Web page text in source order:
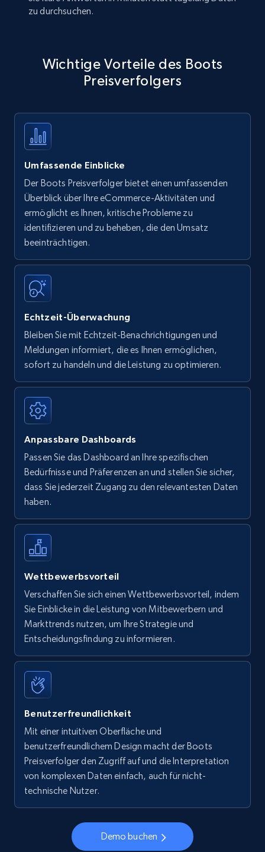
zu durchsuchen.
Wichtige Vorteile des Boots
Preisverfolgers
Umfassende Einblicke
Der Boots Preisverfolger bietet einen umfassenden
Überblick über Ihre eCommerce-Aktivitäten und
ermöglicht es Ihnen, kritische Probleme zu
identifizieren und zu beheben, die den Umsatz
beeinträchtigen.
Echtzeit-Überwachung
Bleiben Sie mit Echtzeit-Benachrichtigungen und
Meldungen informiert, die es Ihnen ermöglichen,
sofort zu handeln und die Leistung zu optimieren.
Anpassbare Dashboards
Passen Sie das Dashboard an Ihre spezifischen
Bedürfnisse und Präferenzen an und stellen Sie sicher,
dass Sie jederzeit Zugang zu den relevantesten Daten
haben.
Wettbewerbsvorteil
Verschaffen Sie sich einen Wettbewerbsvorteil, indem
Sie Einblicke in die Leistung von Mitbewerbern und
Markttrends nutzen, um Ihre Strategie und
Entscheidungsfindung zu informieren.
Benutzerfreundlichkeit
Mit einer intuitiven Oberfläche und
benutzerfreundlichem Design macht der Boots
Preisverfolger den Zugriff auf und die Interpretation
von komplexen Daten einfach, auch für nicht-
technische Nutzer.
Demo buchen